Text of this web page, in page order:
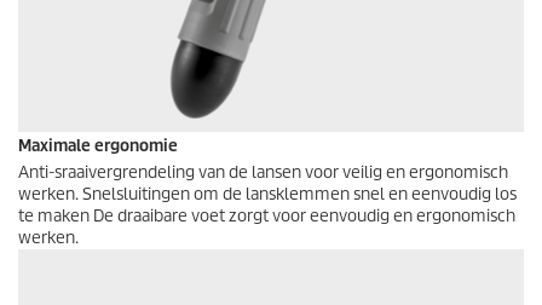
Maximale ergonomie
Anti-sraaivergrendeling van de lansen voor veilig en ergonomisch
werken. Snelsluitingen om de lansklemmen snel en eenvoudig los
te maken De draaibare voet zorgt voor eenvoudig en ergonomisch
werken.